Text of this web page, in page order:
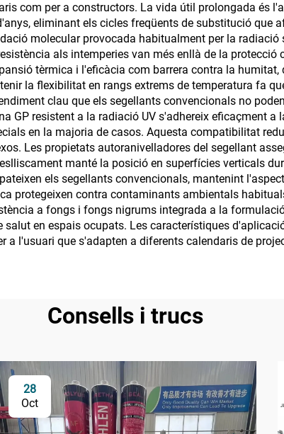
com per a constructors. La vida útil prolongada és
eliminant els cicles freqüents de substitució que
molecular provocada habitualment per la
als intemperies van més enllà de la protecció
tèrmica i l'eficàcia com barrera contra la
la flexibilitat en rangs extrems de temperatura fa
clau que els segellants convencionals no
GP resistent a la radiació UV s'adhereix eficaçment
en la majoria de casos. Aquesta compatibilitat
Les propietats autoranivelladores del segellant
manté la posició en superfícies verticals
els segellants convencionals, mantenint
protegeixen contra contaminants ambientals
a fongs i fongs nigrums integrada a la
en espais ocupats. Les característiques
l'usuari que s'adapten a diferents calendaris de
Consells i trucs
28
Oct